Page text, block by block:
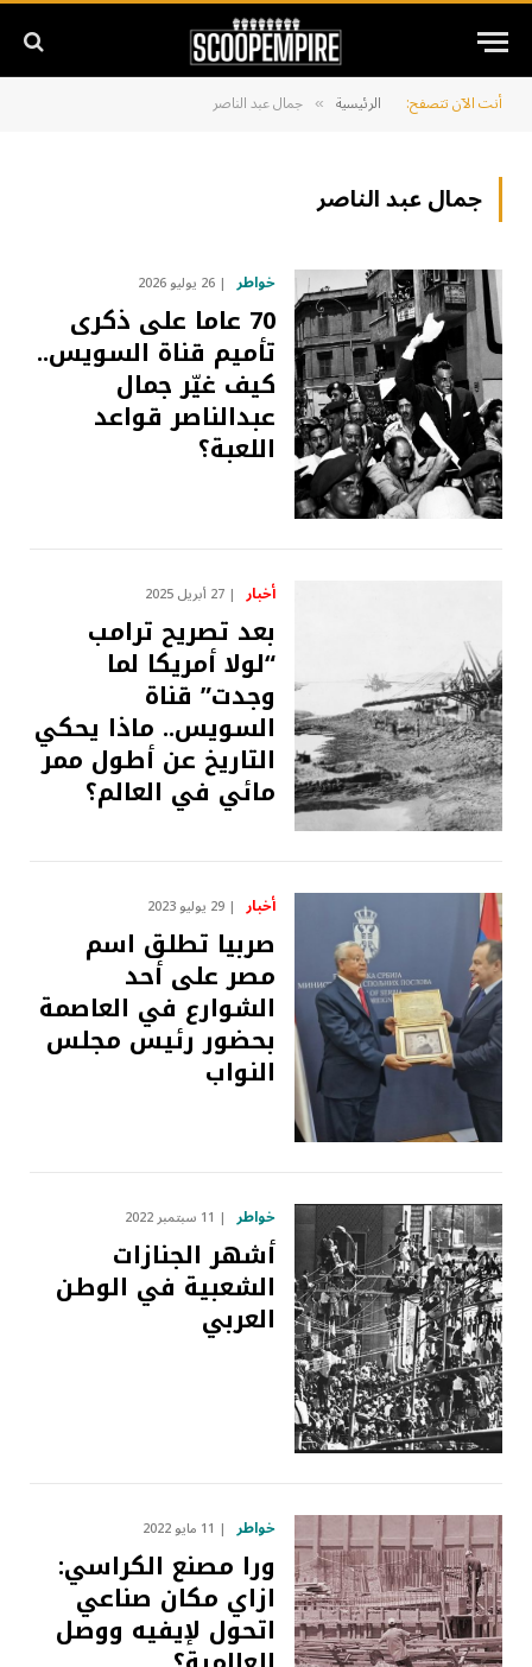
أنت الآن تتصفح: الرئيسية » جمال عبد الناصر
جمال عبد الناصر
خواطر 26 يوليو 2026
70 عاما على ذكرى
تأميم قناة السويس..
كيف غيّر جمال
عبدالناصر قواعد
اللعبة؟
أخبار 27 أبريل 2025
بعد تصريح ترامب
“لولا أمريكا لما
وجدت” قناة
السويس.. ماذا يحكي
التاريخ عن أطول ممر
مائي في العالم؟
أخبار 29 يوليو 2023
صربيا تطلق اسم
مصر على أحد
الشوارع في العاصمة
بحضور رئيس مجلس
النواب
خواطر 11 سبتمبر 2022
أشهر الجنازات
الشعبية في الوطن
العربي
خواطر 11 مايو 2022
ورا مصنع الكراسي:
ازاي مكان صناعي
اتحول لإيفيه ووصل